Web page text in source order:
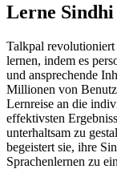
Lerne
Talkpal
lernen, indem es
und ansprechende
Millionen von
Lernreise an die
effektivsten
unterhaltsam zu
begeistert sie, ihre
Sprachenlernen zu